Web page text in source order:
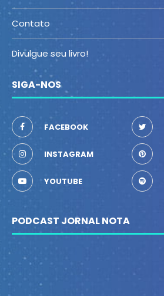
Contato
Divulgue seu livro!
SIGA-NOS
FACEBOOK
INSTAGRAM
YOUTUBE
PODCAST JORNAL NOTA